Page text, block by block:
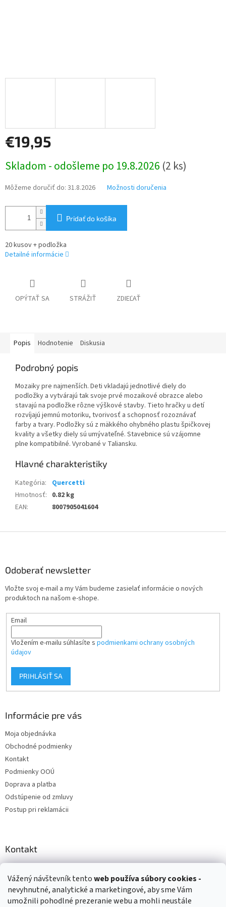
Vážený návštevník tentoweb používasúbory cookies -
nevyhnutné, analytické a marketingové, aby sme Vám
umožnili pohodlné prezeranie webu a mohli neustále
€19,95
cena:
Skladom - odošleme po 19.8.2026 (2 ks)
Môžeme doručiť do: 31.8.2026 Možnosti doručenia
Pridať do košíka
20 kusov + podložka
Detailné informácie
OPÝTAŤ SA STRÁŽIŤ ZDIEĽAŤ
Popis Hodnotenie Diskusia
Podrobný popis
Mozaiky pre najmenších. Deti vkladajú jednotlivé diely do
podložky a vytvárajú tak svoje prvé mozaikové obrazce alebo
stavajú na podložke rôzne výškové stavby. Tieto hračky u detí
rozvíjajú jemnú motoriku, tvorivosť a schopnosť rozoznávať
farby a tvary. Podložky sú z mäkkého ohybného plastu špičkovej
kvality a všetky diely sú umývateľné. Stavebnice sú vzájomne
plne kompatibilné. Vyrobané v Taliansku.
Kategória:
Quercetti
Hmotnosť: 0.82 kg
EAN: 8007905041604
Odoberať newsletter
Vložte svoj e-mail a my Vám budeme zasielať informácie o nových
produktoch na našom e-shope.
Email
Vložením e-mailu súhlasíte s podmienkami ochrany osobných
údajov
PRIHLÁSIŤ SA
Informácie pre vás
Moja objednávka
Obchodné podmienky
Kontakt
Podmienky OOÚ
Doprava a platba
Odstúpenie od zmluvy
Postup pri reklamácii
Kontakt
+421 903 144 673